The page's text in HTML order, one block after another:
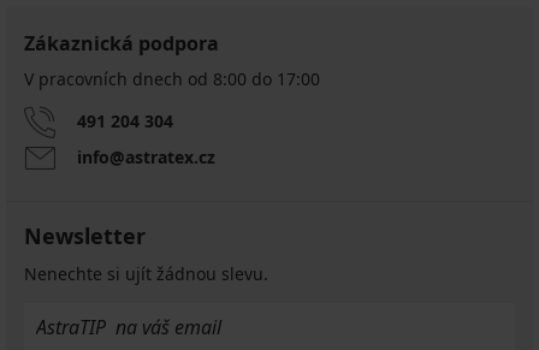
Zákaznická podpora
V pracovních dnech od 8:00 do 17:00
491 204 304
info@astratex.cz
Newsletter
Nenechte si ujít žádnou slevu.